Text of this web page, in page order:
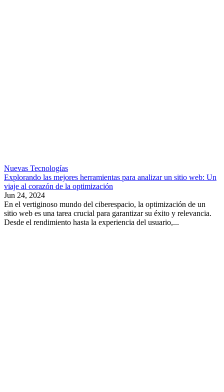
Nuevas Tecnologías
Explorando las mejores herramientas para analizar un sitio web: Un
viaje al corazón de la optimización
Jun 24, 2024
En el vertiginoso mundo del ciberespacio, la optimización de un
sitio web es una tarea crucial para garantizar su éxito y relevancia.
Desde el rendimiento hasta la experiencia del usuario,...